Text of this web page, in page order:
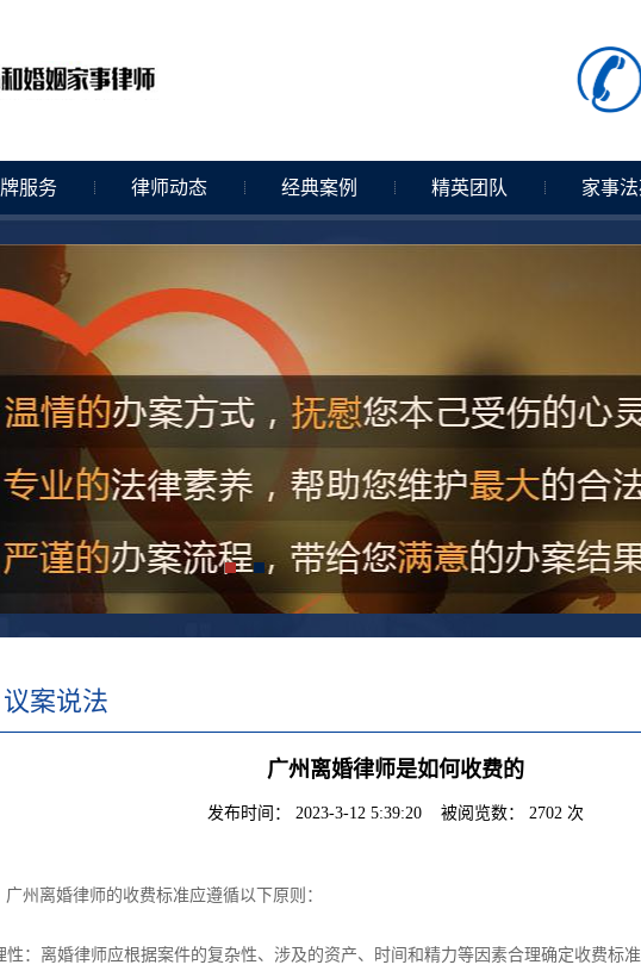
服务 律师动态 经典案例 精英团队 家事
议案说法
广州离婚律师是如何收费的
发布时间： 2023-3-12 5:39:20 被阅览数： 2702 次
广州离婚律师的收费标准应遵循以下原则：
性：离婚律师应根据案件的复杂性、涉及的资产、时间和精力等因素合理确定收费标准